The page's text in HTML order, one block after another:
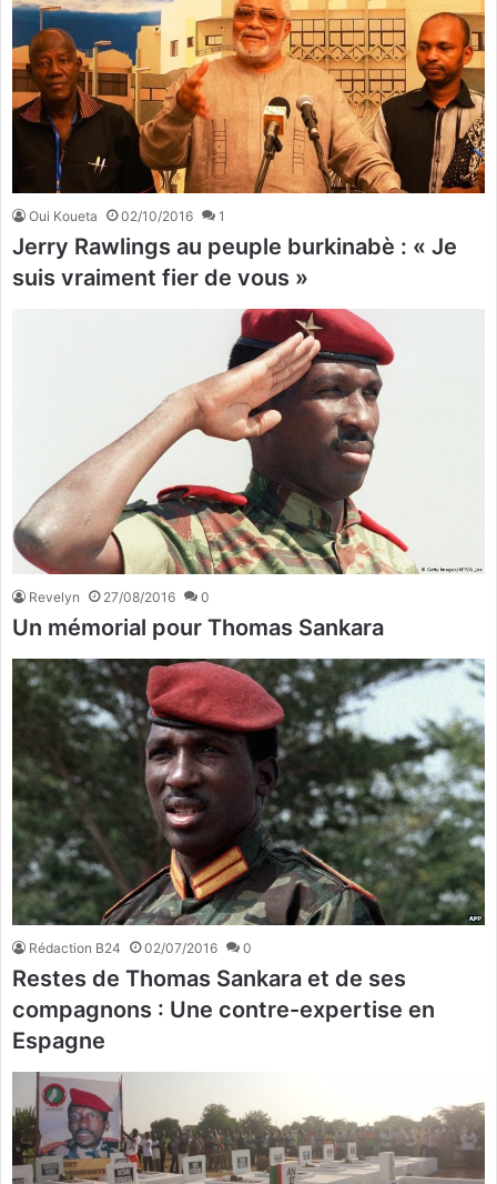
Oui Koueta 02/10/2016 1
Jerry Rawlings au peuple burkinabè : « Je
suis vraiment fier de vous »
Revelyn 27/08/2016 0
Un mémorial pour Thomas Sankara
Rédaction B24 02/07/2016 0
Restes de Thomas Sankara et de ses
compagnons : Une contre-expertise en
Espagne